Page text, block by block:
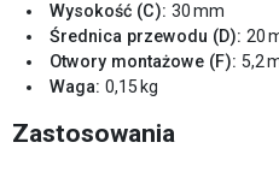
Wysokość (C): 30 mm
Średnica przewodu (D): 20
Otwory montażowe (F): 5,2
Waga: 0,15 kg
Zastosowania